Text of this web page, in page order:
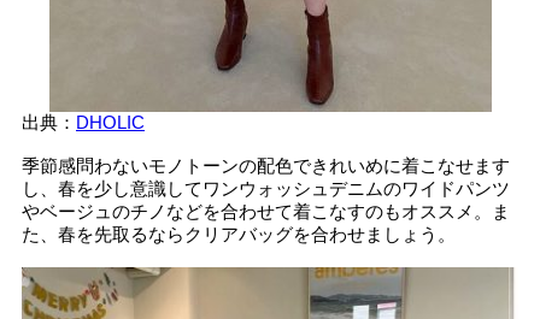
出典： DHOLIC
季節感問わないモノトーンの配色できれいめに着こなせます
し、春を少し意識してワンウォッシュデニムのワイドパンツ
やベージュのチノなどを合わせて着こなすのもオススメ。ま
た、春を先取るならクリアバッグを合わせましょう。